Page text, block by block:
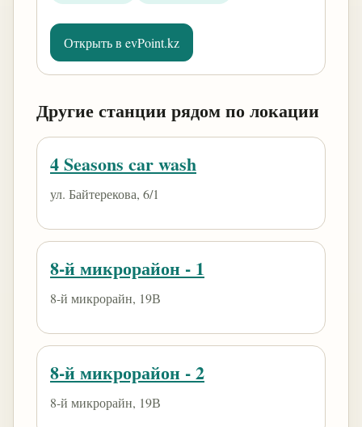
Открыть в evPoint.kz
Другие станции рядом по локации
4 Seasons car wash
ул. Байтерекова, 6/1
8-й микрорайон - 1
8-й микрорайн, 19В
8-й микрорайон - 2
8-й микрорайн, 19В